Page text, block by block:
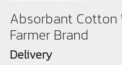
Absorbant Cotton
Farmer Brand
Delivery